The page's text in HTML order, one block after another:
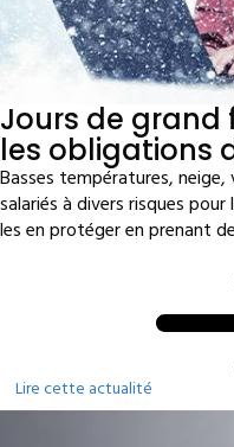
Jours de grand
les obligations
Basses températures,
salariés à divers risques
les en protéger en prenant
Lire cette actualité